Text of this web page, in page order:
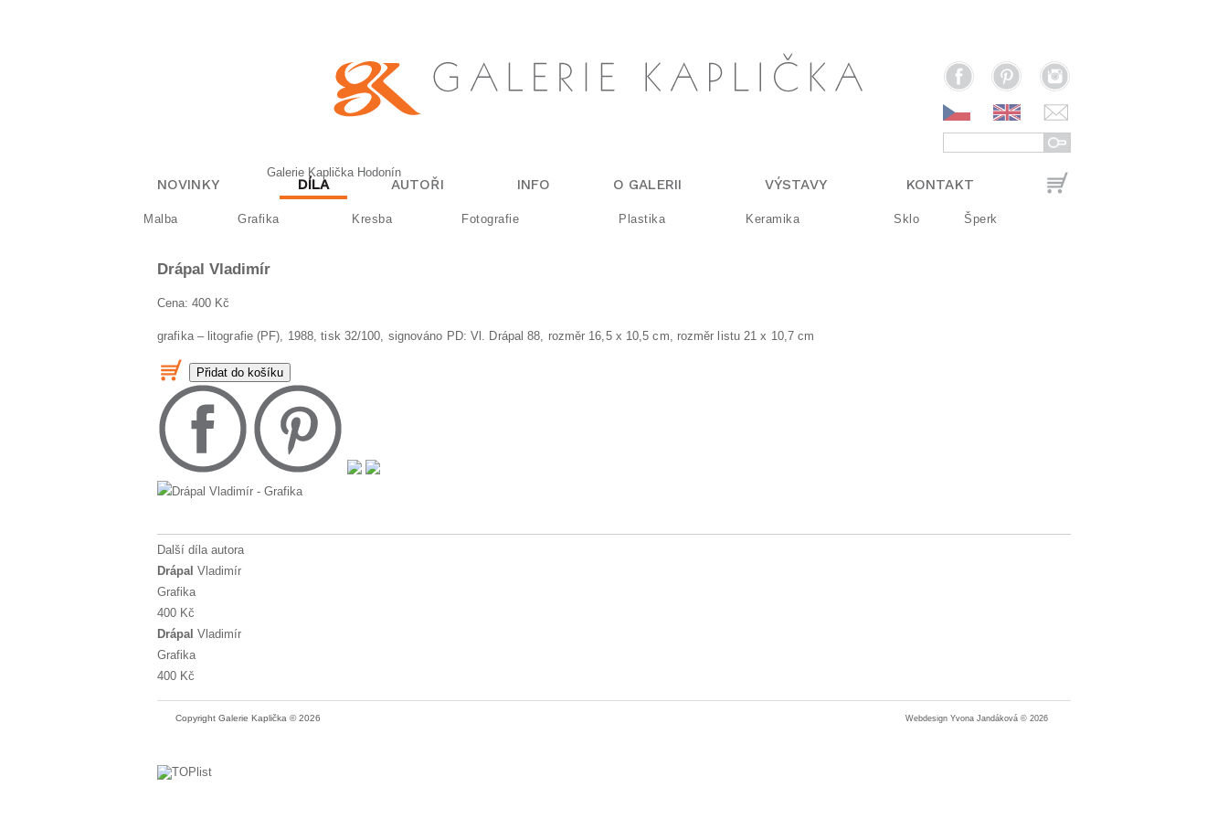
Galerie Kaplička Hodonín
NOVINKY DÍLA AUTOŘI INFO O GALERII VÝSTAVY KONTAKT
Malba Grafika Kresba Fotografie Plastika Keramika Sklo Šperk
Drápal Vladimír
Cena: 400 Kč
grafika – litografie (PF), 1988, tisk 32/100, signováno PD: Vl. Drápal 88, rozměr 16,5 x 10,5 cm, rozměr listu 21 x 10,7 cm
Další díla autora
Drápal Vladimír
Grafika
400 Kč
Drápal Vladimír
Grafika
400 Kč
Copyright Galerie Kaplička © 2026 Webdesign Yvona Jandáková © 2026